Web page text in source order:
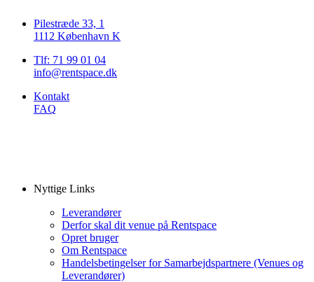
Pilestræde 33, 1
1112 København K
Tlf: 71 99 01 04
info@rentspace.dk
Kontakt
FAQ
Nyttige Links
Leverandører
Derfor skal dit venue på Rentspace
Opret bruger
Om Rentspace
Handelsbetingelser for Samarbejdspartnere (Venues og
Leverandører)